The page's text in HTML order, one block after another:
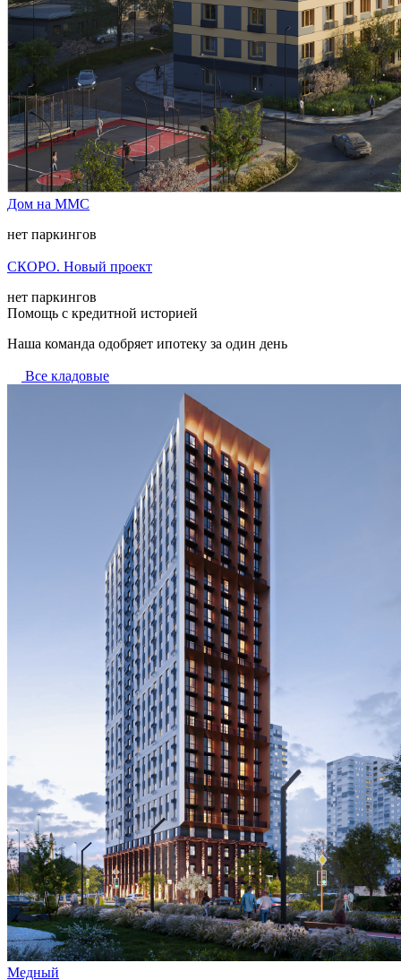
Дом на ММС
нет паркингов
СКОРО. Новый проект
нет паркингов
Помощь с кредитной историей
Наша команда одобряет ипотеку за один день
Все кладовые
Медный